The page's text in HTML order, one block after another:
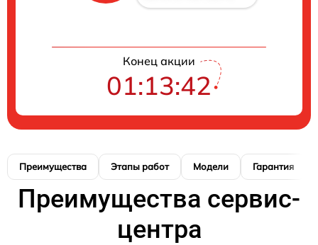
Конец акции
01:13:42
Преимущества Этапы работ Модели Гарантия
Преимущества сервис-
центра